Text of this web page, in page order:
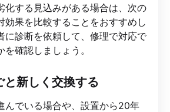
化する見込みがある場合は、次の
効果を比較することをおすすめし
に診断を依頼して、修理で対応で
確認しましょう。
新しく交換する
んでいる場合や、設置から20年